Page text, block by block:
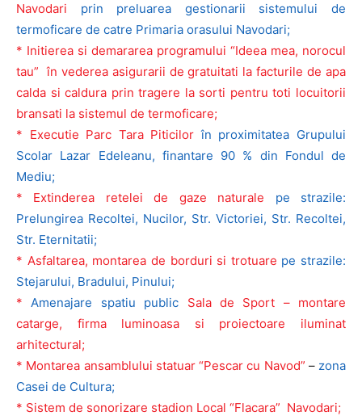
Navodari
prin preluarea gestionarii sistemului de
termoficare de catre Primaria orasului Navodari;
* Initierea si demararea programului “Ideea mea, norocul
tau” în vederea asigurarii de gratuitati la facturile de apa
calda si caldura prin tragere la sorti pentru toti locuitorii
bransati la sistemul de termoficare;
* Executie Parc Tara Piticilor în proximitatea Grupului
Scolar Lazar Edeleanu, finantare 90 % din Fondul de
Mediu;
* Extinderea retelei de gaze naturale
pe strazile:
Prelungirea Recoltei, Nucilor, Str. Victoriei, Str. Recoltei,
Str. Eternitatii;
* Asfaltarea, montarea de borduri si trotuare pe strazile:
Stejarului, Bradului, Pinului;
* Amenajare spatiu public
Sala de Sport – montare
catarge, firma luminoasa si proiectoare iluminat
arhitectural;
* Montarea ansamblului statuar “Pescar cu Navod” – zona
Casei de Cultura;
* Sistem de sonorizare stadion Local “Flacara” Navodari;